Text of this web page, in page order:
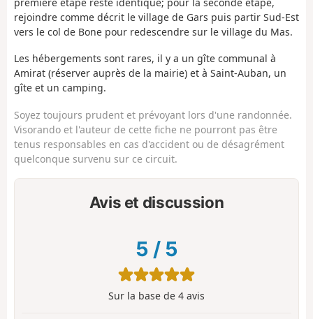
rejoindre comme décrit le village de Gars puis partir Sud-Est
vers le col de Bone pour redescendre sur le village du Mas.
Les hébergements sont rares, il y a un gîte communal à
Amirat (réserver auprès de la mairie) et à Saint-Auban, un
gîte et un camping.
Soyez toujours prudent et prévoyant lors d'une randonnée.
Visorando et l'auteur de cette fiche ne pourront pas être
tenus responsables en cas d'accident ou de désagrément
quelconque survenu sur ce circuit.
Avis et discussion
5 / 5
Sur la base de 4 avis